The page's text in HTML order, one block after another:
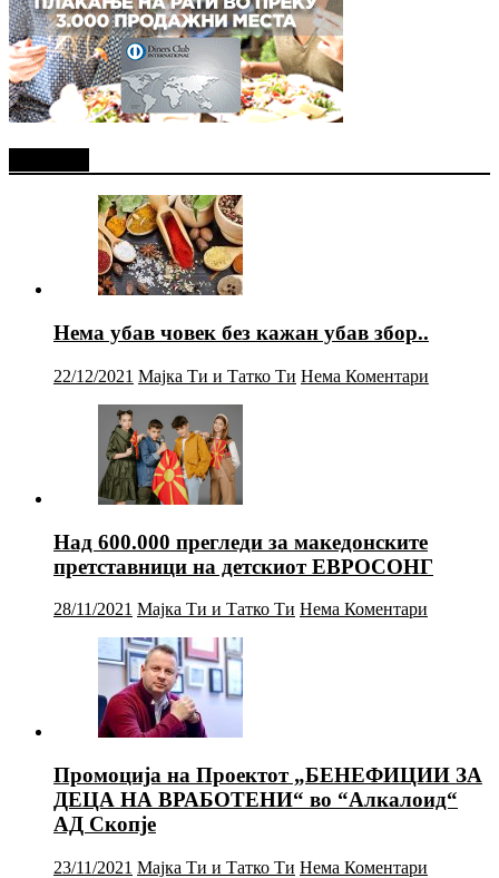
Нема убав човек без кажан убав збор..
22/12/2021 Мајка Ти и Татко Ти Нема Коментари
Над 600.000 прегледи за македонските
претставници на детскиот ЕВРОСОНГ
28/11/2021 Мајка Ти и Татко Ти Нема Коментари
Промоција на Проектот „БЕНЕФИЦИИ ЗА
ДЕЦА НА ВРАБОТЕНИ“ во “Алкалоид“
АД Скопје
23/11/2021 Мајка Ти и Татко Ти Нема Коментари